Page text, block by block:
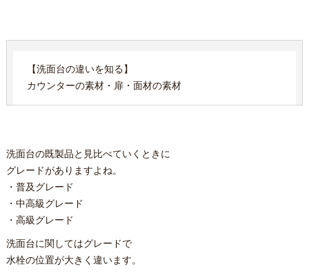
【洗面台の違いを知る】
カウンターの素材・扉・面材の素材
洗面台の既製品と見比べていくときに
グレードがありますよね。
・普及グレード
・中高級グレード
・高級グレード
洗面台に関してはグレードで
水栓の位置が大きく違います。